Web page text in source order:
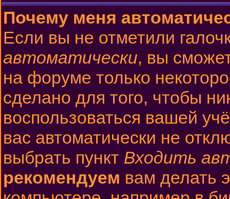
Почему меня
Если вы не отметили
автоматически, вы
на форуме только
сделано для того, чтобы
воспользоваться вашей
вас автоматически не
выбрать пункт Входить
рекомендуем вам делать